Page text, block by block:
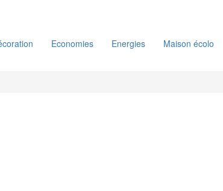
Economies Energies Maison écolo